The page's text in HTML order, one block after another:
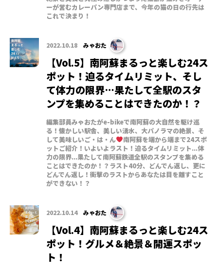
ーが営むカレーパン専門店まで、今年の猫の日の行先は
これで決まり！
2022.10.18 みゃおた
【Vol.5】南阿蘇まるっと楽しむ24ス
ポット！迫るタイムリミット、そし
て体力の限界…果たして全駅のスタ
ンプを集めることはできたのか！？
編集部員みゃおたがe-bikeで南阿蘇の大自然を駆け巡
る！懐かしい駅舎、美しい湧水、大パノラマの絶景、そ
して美味しいご・は・ん
南阿蘇を端から端まで24スポ
ットご紹介！いよいよラスト！迫るタイムリミット...体
力の限界...果たして南阿蘇鉄道全駅のスタンプを集める
ことはできたのか！？ラスト40分、どんでん返し、更に
どんでん返し！衝撃のラストからあなたは目を離すこと
ができない！？
2022.10.14 みゃおた
【Vol.4】南阿蘇まるっと楽しむ24ス
ポット！グルメ＆絶景＆開運スポッ
ト！